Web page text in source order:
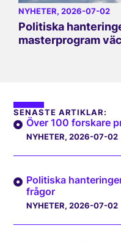
NYHETER, 2026-07-02
Politiska
masterprogram
SENASTE ARTIKLAR:
Över 100 forskare
NYHETER, 2026-07-02
Politiska
frågor
NYHETER, 2026-07-02